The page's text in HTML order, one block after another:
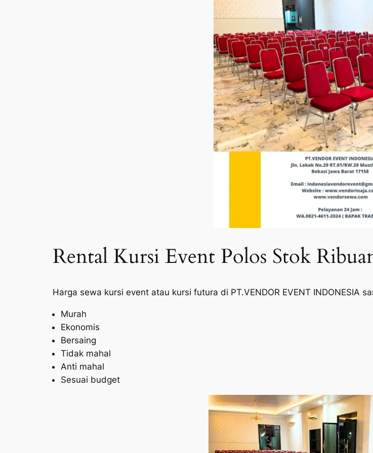
Rental Kursi Event Polos Stok
Harga sewa kursi event atau kursi futura di PT.VENDOR EVENT INDONESIA
Murah
Ekonomis
Bersaing
Tidak mahal
Anti mahal
Sesuai budget